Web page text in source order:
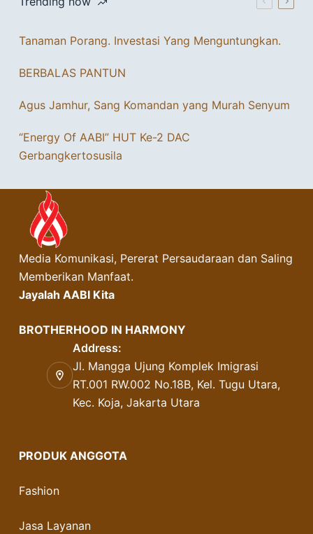
Tanaman Porang. Investasi Yang Menguntungkan.
BERBALAS PANTUN
Agus Jamhur, Sang Komandan yang Murah Senyum
“Energy Of AABI” HUT Ke-2 DAC
Gerbangkertosusila
Media Komunikasi, Pererat Persaudaraan dan Saling
Memberikan Manfaat.
Jayalah AABI Kita
BROTHERHOOD IN HARMONY
Address:
Jl. Mangga Ujung Komplek Imigrasi
RT.001 RW.002 No.18B, Kel. Tugu Utara,
Kec. Koja, Jakarta Utara
PRODUK ANGGOTA
Fashion
Jasa Layanan